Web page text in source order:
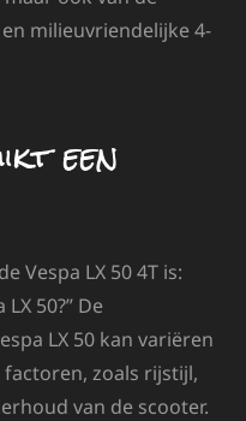
milieuvriendelijke 4-
een
Vespa LX 50 4T is:
50?” De
LX 50 kan variëren
zoals rijstijl,
van de scooter.